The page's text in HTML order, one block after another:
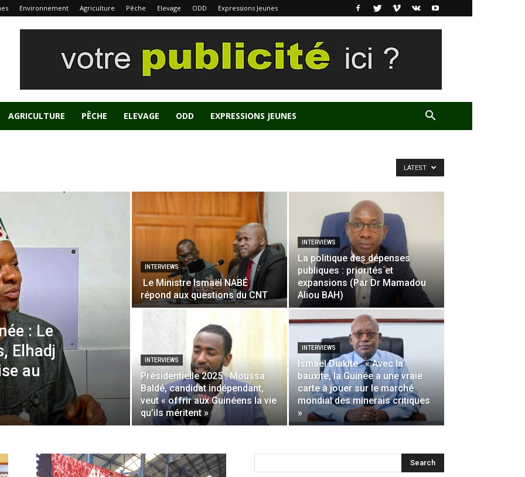
Environnement Agriculture Pêche Elevage ODD Expressions Jeunes
AGRICULTURE PÊCHE ELEVAGE ODD EXPRESSIONS JEUNES
LATEST
: Le
Elhadj
au
INTERVIEWS
Le Ministre Ismaël NABÉ
répond aux questions du CNT
INTERVIEWS
La politique des dépenses
publiques : priorités et
expansions (Par Dr Mamadou
Aliou BAH)
INTERVIEWS
Présidentielle 2025 : Moussa
Baldé, candidat indépendant,
veut « offrir aux Guinéens la vie
qu’ils méritent »
INTERVIEWS
Ismaël Diakité : « Avec la
bauxite, la Guinée a une vraie
carte à jouer sur le marché
mondial des minerais critiques
»